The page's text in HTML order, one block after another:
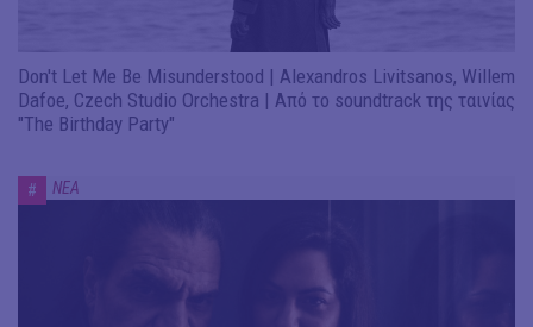
Don't Let Me Be Misunderstood | Alexandros Livitsanos, Willem
Dafoe, Czech Studio Orchestra | Από το soundtrack της ταινίας
"The Birthday Party"
# ΝΕΑ